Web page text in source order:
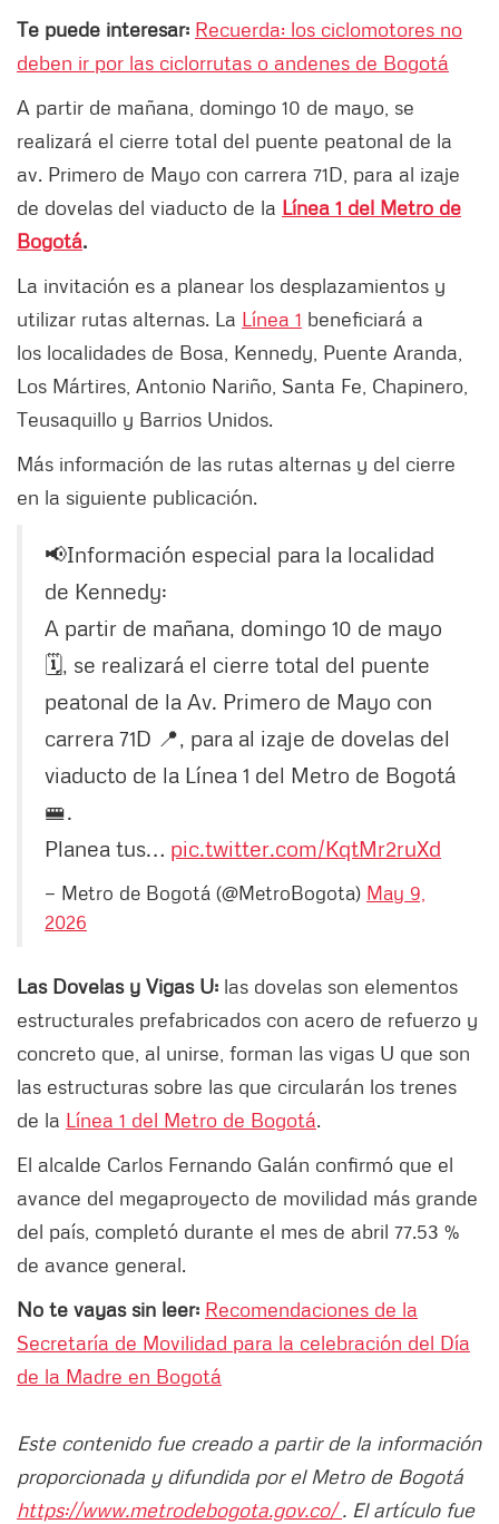
Te puede interesar: Recuerda: los ciclomotores no
deben ir por las ciclorrutas o andenes de Bogotá
A partir de mañana, domingo 10 de mayo, se
realizará el cierre total del puente peatonal de la
av. Primero de Mayo con carrera 71D, para al izaje
de dovelas del viaducto de la Línea 1 del Metro de
Bogotá.
La invitación es a planear los desplazamientos y
utilizar rutas alternas. La Línea 1 beneficiará a
los localidades de Bosa, Kennedy, Puente Aranda,
Los Mártires, Antonio Nariño, Santa Fe, Chapinero,
Teusaquillo y Barrios Unidos.
Más información de las rutas alternas y del cierre
en la siguiente publicación.
📢Información especial para la localidad
de Kennedy:
A partir de mañana, domingo 10 de mayo
🗓️, se realizará el cierre total del puente
peatonal de la Av. Primero de Mayo con
carrera 71D 📍, para al izaje de dovelas del
viaducto de la Línea 1 del Metro de Bogotá
🚝.
Planea tus… pic.twitter.com/KqtMr2ruXd
— Metro de Bogotá (@MetroBogota) May 9,
2026
Las Dovelas y Vigas U: las dovelas son elementos
estructurales prefabricados con acero de refuerzo y
concreto que, al unirse, forman las vigas U que son
las estructuras sobre las que circularán los trenes
de la Línea 1 del Metro de Bogotá.
El alcalde Carlos Fernando Galán confirmó que el
avance del megaproyecto de movilidad más grande
del país, completó durante el mes de abril 77.53 %
de avance general.
No te vayas sin leer: Recomendaciones de la
Secretaría de Movilidad para la celebración del Día
de la Madre en Bogotá
Este contenido fue creado a partir de la información
proporcionada y difundida por el Metro de Bogotá
https://www.metrodebogota.gov.co/. El artículo fue